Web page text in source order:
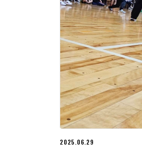
2025.06.29